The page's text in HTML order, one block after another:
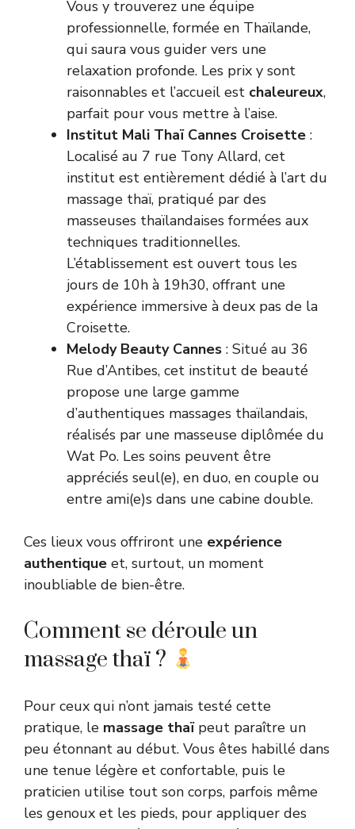
Vous y trouverez une équipe
professionnelle, formée en Thaïlande,
qui saura vous guider vers une
relaxation profonde. Les prix y sont
raisonnables et l’accueil est chaleureux,
parfait pour vous mettre à l’aise.
Institut Mali Thaï Cannes Croisette :
Localisé au 7 rue Tony Allard, cet
institut est entièrement dédié à l’art du
massage thaï, pratiqué par des
masseuses thaïlandaises formées aux
techniques traditionnelles.
L’établissement est ouvert tous les
jours de 10h à 19h30, offrant une
expérience immersive à deux pas de la
Croisette.
Melody Beauty Cannes : Situé au 36
Rue d’Antibes, cet institut de beauté
propose une large gamme
d’authentiques massages thaïlandais,
réalisés par une masseuse diplômée du
Wat Po. Les soins peuvent être
appréciés seul(e), en duo, en couple ou
entre ami(e)s dans une cabine double.
Ces lieux vous offriront une expérience
authentique et, surtout, un moment
inoubliable de bien-être.
Comment se déroule un
massage thaï ?
Pour ceux qui n’ont jamais testé cette
pratique, le massage thaïpeut paraître un
peu étonnant au début. Vous êtes habillé dans
une tenue légère et confortable, puis le
praticien utilise tout son corps, parfois même
les genoux et les pieds, pour appliquer des